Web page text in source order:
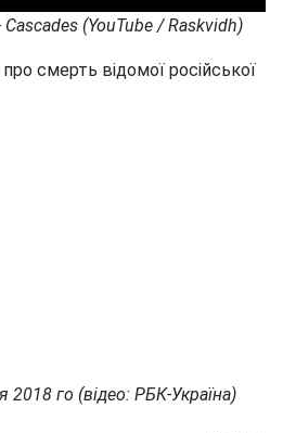
Cascades (YouTube / Raskvidh)
смерть відомої російської
2018 го (відео: РБК-Україна)